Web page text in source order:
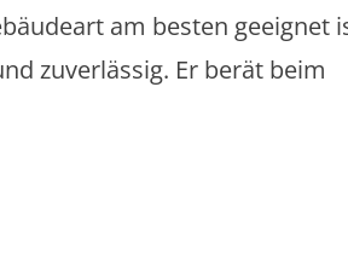
am besten geeignet
zuverlässig. Er berät beim